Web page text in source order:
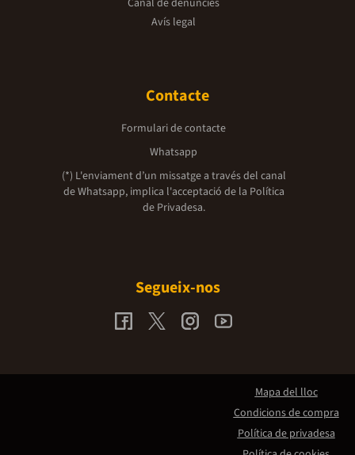
Canal de denúncies
Avís legal
Contacte
Formulari de contacte
Whatsapp
(*) L'enviament d’un missatge a través del canal
de Whatsapp, implica l'acceptació de la Política
de Privadesa.
Segueix-nos
Mapa del lloc
Condicions de compra
Política de privadesa